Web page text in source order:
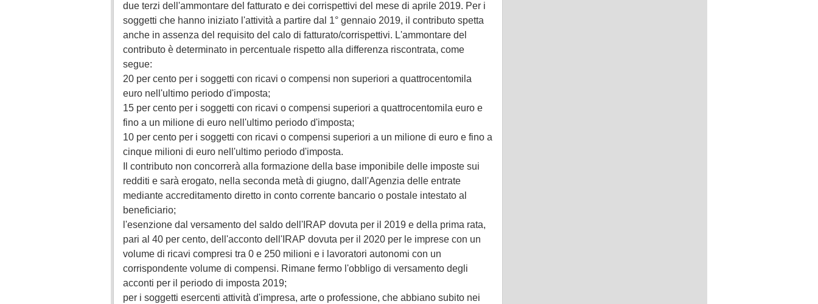
due terzi dell'ammontare del fatturato e dei corrispettivi del mese di aprile 2019. Per i
soggetti che hanno iniziato l'attività a partire dal 1° gennaio 2019, il contributo spetta
anche in assenza del requisito del calo di fatturato/corrispettivi. L'ammontare del
contributo è determinato in percentuale rispetto alla differenza riscontrata, come
segue:
20 per cento per i soggetti con ricavi o compensi non superiori a quattrocentomila
euro nell'ultimo periodo d'imposta;
15 per cento per i soggetti con ricavi o compensi superiori a quattrocentomila euro e
fino a un milione di euro nell'ultimo periodo d'imposta;
10 per cento per i soggetti con ricavi o compensi superiori a un milione di euro e fino a
cinque milioni di euro nell'ultimo periodo d'imposta.
Il contributo non concorrerà alla formazione della base imponibile delle imposte sui
redditi e sarà erogato, nella seconda metà di giugno, dall'Agenzia delle entrate
mediante accreditamento diretto in conto corrente bancario o postale intestato al
beneficiario;
l'esenzione dal versamento del saldo dell'IRAP dovuta per il 2019 e della prima rata,
pari al 40 per cento, dell'acconto dell'IRAP dovuta per il 2020 per le imprese con un
volume di ricavi compresi tra 0 e 250 milioni e i lavoratori autonomi con un
corrispondente volume di compensi. Rimane fermo l'obbligo di versamento degli
acconti per il periodo di imposta 2019;
per i soggetti esercenti attività d'impresa, arte o professione, che abbiano subito nei